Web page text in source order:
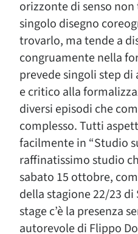
orizzonte di senso
singolo disegno
trovarlo, ma tende a
congruamente nella
prevede singoli step
e critico alla
diversi episodi che
complesso. Tutti
facilmente in “Studio
raffinatissimo studio
sabato 15 ottobre,
della stagione 22/23
stage c’è la presenza
autorevole di Flippo